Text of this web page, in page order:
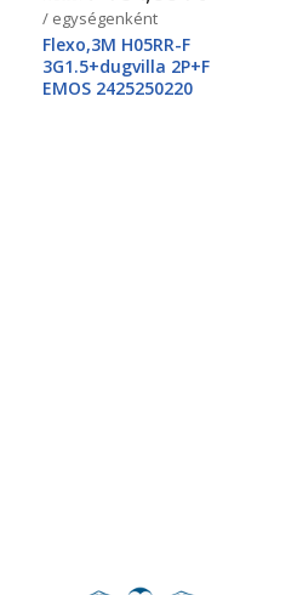
/ egységenként
Flexo,3M H05RR-F
3G1.5+dugvilla 2P+F
EMOS 2425250220